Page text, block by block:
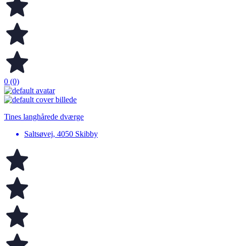
0 (0)
Tines langhårede dværge
Saltsøvej, 4050 Skibby